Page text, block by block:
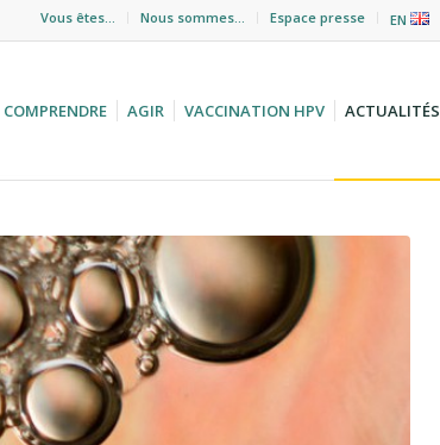
Vous êtes… Nous sommes… Espace presse EN
COMPRENDRE AGIR VACCINATION HPV ACTUALITÉS